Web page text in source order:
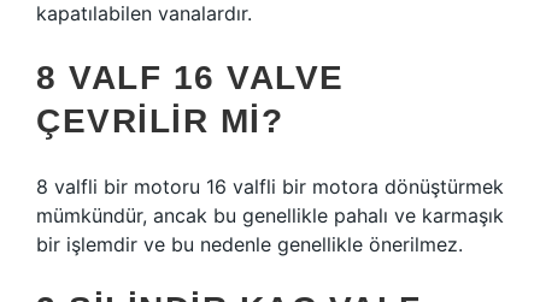
kapatılabilen vanalardır.
8 VALF 16 VALVE
ÇEVRILIR MI?
8 valfli bir motoru 16 valfli bir motora dönüştürmek
mümkündür, ancak bu genellikle pahalı ve karmaşık
bir işlemdir ve bu nedenle genellikle önerilmez.